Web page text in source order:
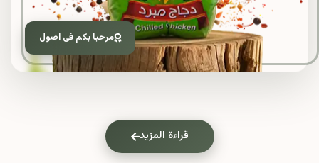
مرحبا بكم فى اصول
قراءة المزيد